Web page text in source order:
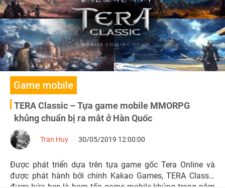
Game mobile
TERA Classic – Tựa game mobile MMORPG
khủng chuẩn bị ra mắt ở Hàn Quốc
Tran Huy 30/05/2019 12:00:00
Được phát triển dựa trên tựa game gốc Tera Online và
được phát hành bởi chính Kakao Games, TERA Classic